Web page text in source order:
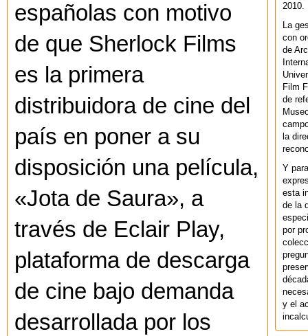
españolas con motivo
de que Sherlock Films
es la primera
distribuidora de cine del
país en poner a su
disposición una película,
«Jota de Saura», a
través de Eclair Play,
plataforma de descarga
de cine bajo demanda
desarrollada por los
2010.
La
con
de
Film
de
la
Y
esta
de la
por
y el